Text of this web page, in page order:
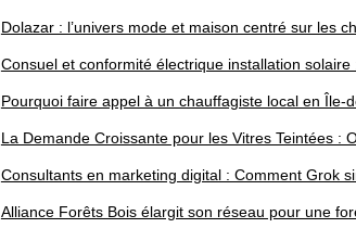
Dolazar : l’univers mode et maison centré sur les
Consuel et conformité électrique installation solaire
Pourquoi faire appel à un chauffagiste local en Île-
La Demande Croissante pour les Vitres Teintées :
Consultants en marketing digital : Comment Grok
Alliance Forêts Bois élargit son réseau pour une